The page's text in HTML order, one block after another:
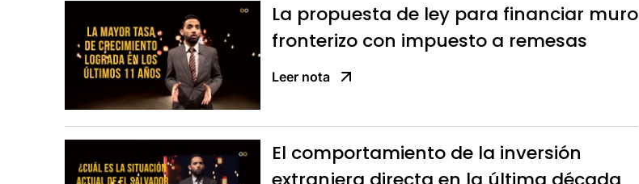
La propuesta de ley para financiar muro
fronterizo con impuesto a remesas
Leer nota
El comportamiento de la inversión